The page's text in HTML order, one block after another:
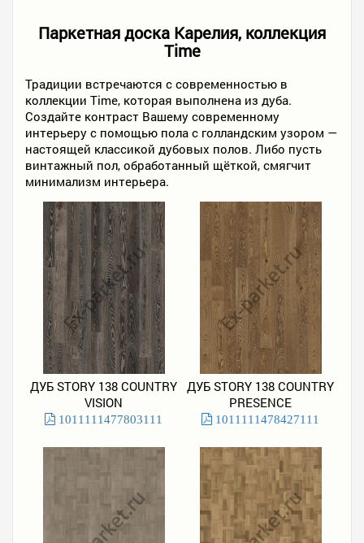
Паркетная доска Карелия, коллекция
Time
Традиции встречаются с современностью в
коллекции Time, которая выполнена из дуба.
Создайте контраст Вашему современному
интерьеру с помощью пола с голландским узором —
настоящей классикой дубовых полов. Либо пусть
винтажный пол, обработанный щёткой, смягчит
минимализм интерьера.
ДУБ STORY 138 COUNTRY
VISION
1011111477803111
ДУБ STORY 138 COUNTRY
PRESENCE
1011111478427111